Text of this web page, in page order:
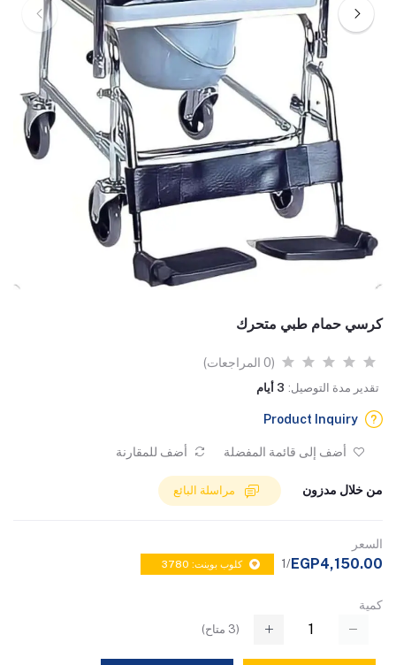
كرسي حمام طبي متحرك
(0 المراجعات)
تقدير مدة التوصيل: 3 أيام
Product Inquiry
أضف إلى قائمة المفضلة أضف للمقارنة
من خلال مدزون
السعر
EGP4,150.00
/1 كلوب بوينت: 3780
كمية
(
3 متاح)